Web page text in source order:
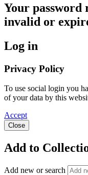
Your password
invalid or
Log in
Privacy Policy
To use social login you
of your data by this
Accept
Close
Add to
Add new or search